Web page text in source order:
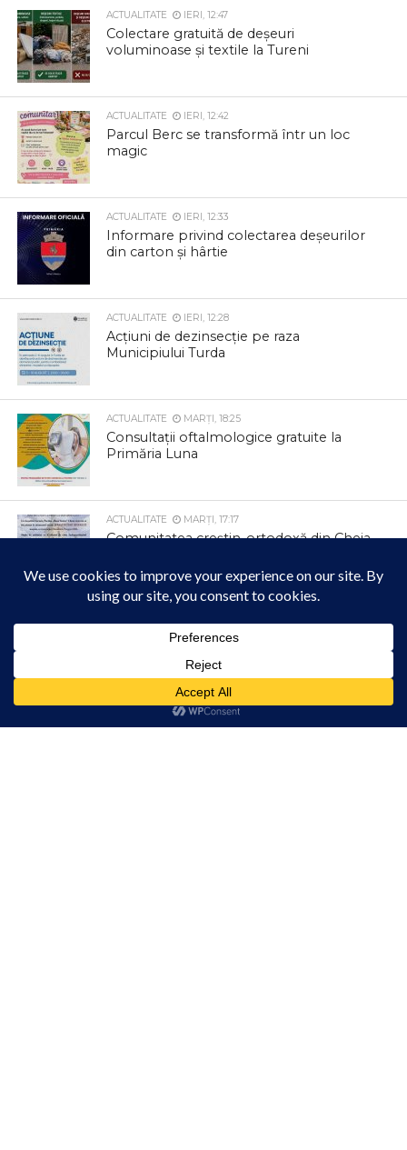
Am înțeles!
Acest site folosește cookies. Navigând în continuare, vă exprimați acordul asupra folosirii
cookie-urilor.
ACTUALITATE IERI, 12:47
Colectare gratuită de deșeuri
voluminoase și textile la Tureni
ACTUALITATE IERI, 12:42
Parcul Berc se transformă într un loc
magic
ACTUALITATE IERI, 12:33
Informare privind colectarea deșeurilor
din carton și hârtie
ACTUALITATE IERI, 12:28
Acțiuni de dezinsecție pe raza
Municipiului Turda
ACTUALITATE MARȚI, 18:25
Consultații oftalmologice gratuite la
Primăria Luna
ACTUALITATE MARȚI, 17:17
Comunitatea creștin-ortodoxă din Cheia
ATENȚIE, PARTICIPANȚI LA TRAFIC!